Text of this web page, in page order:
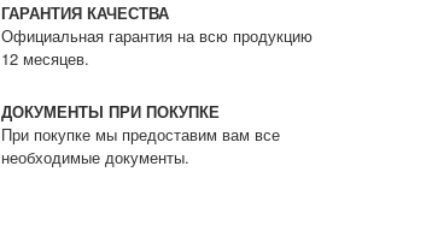
ГАРАНТИЯ КАЧЕСТВА
Официальная гарантия на всю продукцию
12 месяцев.
ДОКУМЕНТЫ ПРИ ПОКУПКЕ
При покупке мы предоставим вам все
необходимые документы.